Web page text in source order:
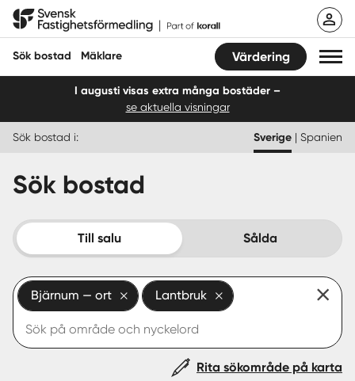
Hoppa
Svensk Fastighetsförmedling
Sök bostad Mäklare Värdering
Sälja
Köpa
Start
Logga in
I augusti visas extra många bostäder –
se aktuella visningar
Sök bostad i: Sverige | Spanien
Sök bostad
Till salu Sålda
Bjärnum — ort Lantbruk
Rita sökområde på karta